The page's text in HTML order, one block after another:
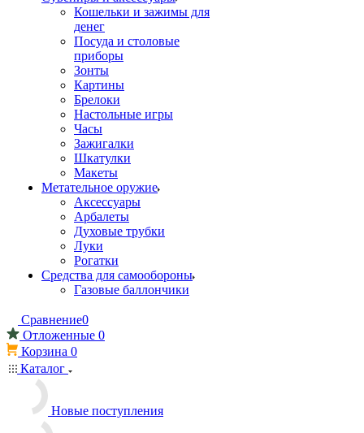
Кошельки и зажимы для
денег
Посуда и столовые
приборы
Зонты
Картины
Брелоки
Настольные игры
Часы
Зажигалки
Шкатулки
Макеты
Метательное оружие
Аксессуары
Арбалеты
Духовые трубки
Луки
Рогатки
Средства для самообороны
Газовые баллончики
Сравнение0
Отложенные 0
Корзина 0
Каталог
Новые поступления